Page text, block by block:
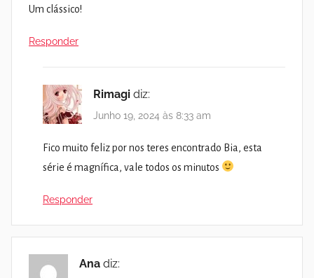
Um clássico!
Responder
Rimagi diz:
Junho 19, 2024 às 8:33 am
Fico muito feliz por nos teres encontrado Bia, esta
série é magnífica, vale todos os minutos
Responder
Ana diz: